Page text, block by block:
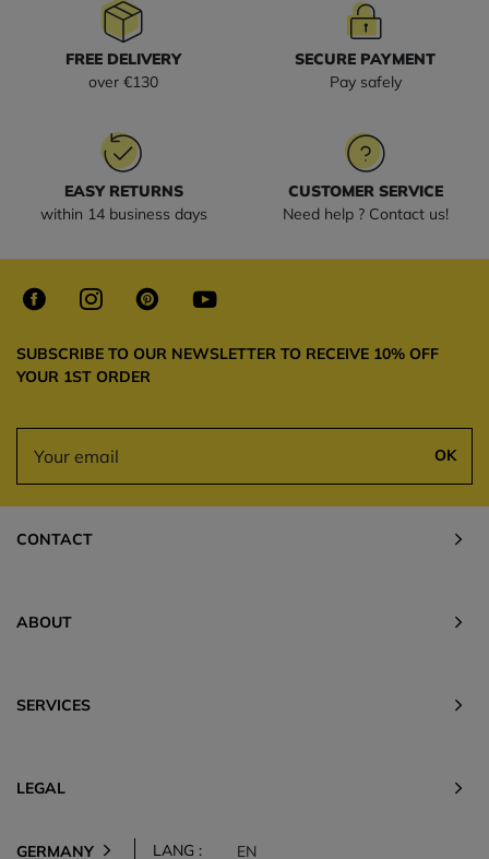
FREE DELIVERY
over €130
SECURE PAYMENT
Pay safely
EASY RETURNS
within 14 business days
CUSTOMER SERVICE
Need help ? Contact us!
SUBSCRIBE TO OUR NEWSLETTER TO RECEIVE 10% OFF
YOUR 1ST ORDER
OK
CONTACT
ABOUT
SERVICES
LEGAL
GERMANY LANG : EN